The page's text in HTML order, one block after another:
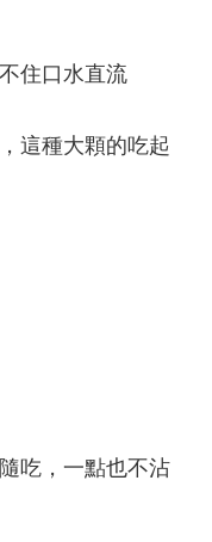
住口水直流
這種大顆的吃起
吃，一點也不沾